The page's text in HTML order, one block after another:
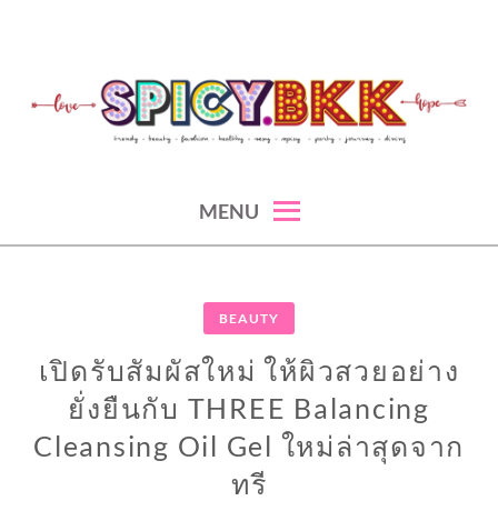
content
MENU
BEAUTY
เปิดรับสัมผัสใหม่ ให้ผิวสวยอย่าง
ยั่งยืนกับ THREE Balancing
Cleansing Oil Gel ใหม่ล่าสุดจาก
ทรี